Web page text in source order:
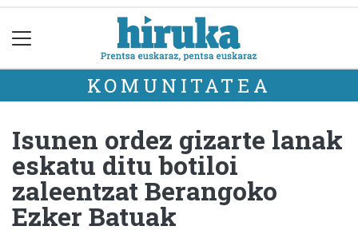
KOMUNITATEA
Isunen ordez gizarte lanak
eskatu ditu botiloi
zaleentzat Berangoko
Ezker Batuak